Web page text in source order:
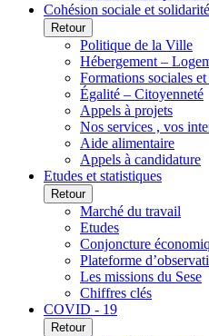
Cohésion sociale et
Retour
Politique de la Ville
Hébergement –
Formations sociales
Égalité – Citoyenneté
Appels à projets
Nos services , vos
Aide alimentaire
Appels à candidature
Etudes et statistiques
Retour
Marché du travail
Etudes
Conjoncture
Plateforme
Les missions du Sese
Chiffres clés
COVID - 19
Retour